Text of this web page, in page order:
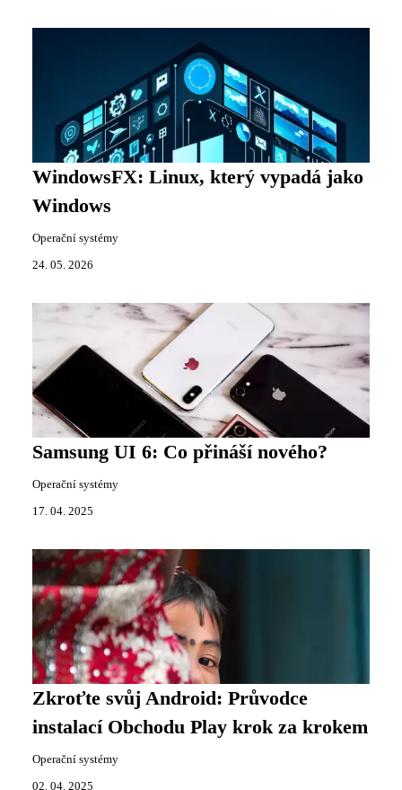
WindowsFX: Linux, který vypadá jako
Windows
Operační systémy
24. 05. 2026
Samsung UI 6: Co přináší nového?
Operační systémy
17. 04. 2025
Zkroťte svůj Android: Průvodce
instalací Obchodu Play krok za krokem
Operační systémy
02. 04. 2025